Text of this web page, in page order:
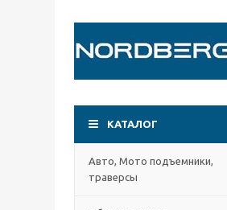
КАТАЛОГ
Авто, Мото подъемники,
траверсы